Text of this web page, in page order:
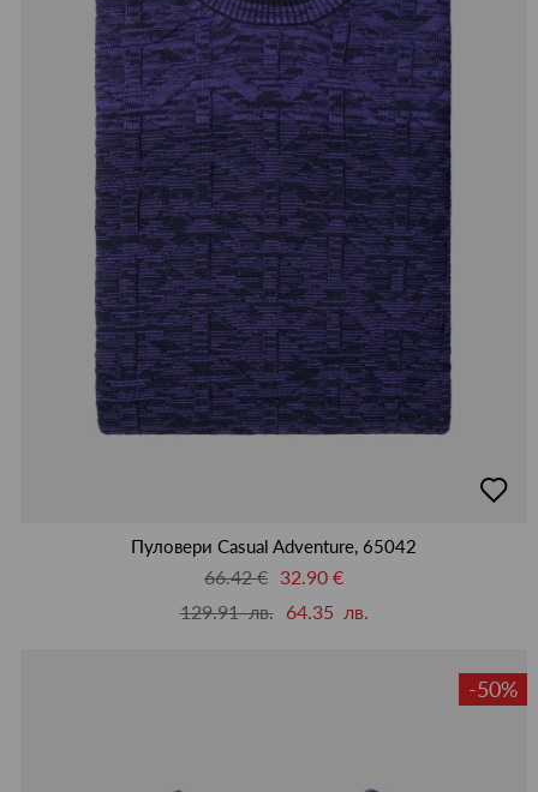
в
Пуловери Casual Adventure, 65042
66.42 € 32.90 €
129.91 лв.
64.35 лв.
-50%